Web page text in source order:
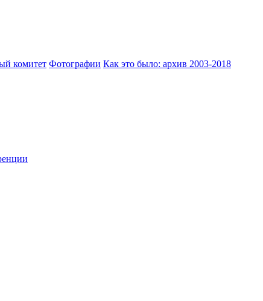
комитет Фотографии Как это было: архив 2003-2018